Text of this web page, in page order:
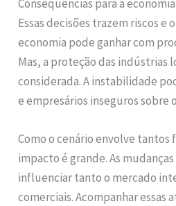
Consequências para a economia
Essas decisões trazem riscos e
economia pode ganhar com
Mas, a proteção das indústrias
considerada. A instabilidade
e empresários inseguros sobre
Como o cenário envolve tantos
impacto é grande. As
influenciar tanto o mercado
comerciais. Acompanhar essas